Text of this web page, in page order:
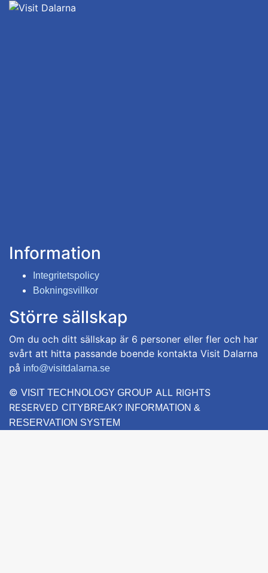
Information
Integritetspolicy
Bokningsvillkor
Större sällskap
Om du och ditt sällskap är 6 personer eller fler och har
svårt att hitta passande boende kontakta Visit Dalarna
på info@visitdalarna.se
© VISIT TECHNOLOGY GROUP ALL RIGHTS
RESERVED CITYBREAK? INFORMATION &
RESERVATION SYSTEM